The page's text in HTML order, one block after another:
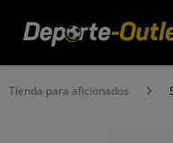
Tienda para aficionados